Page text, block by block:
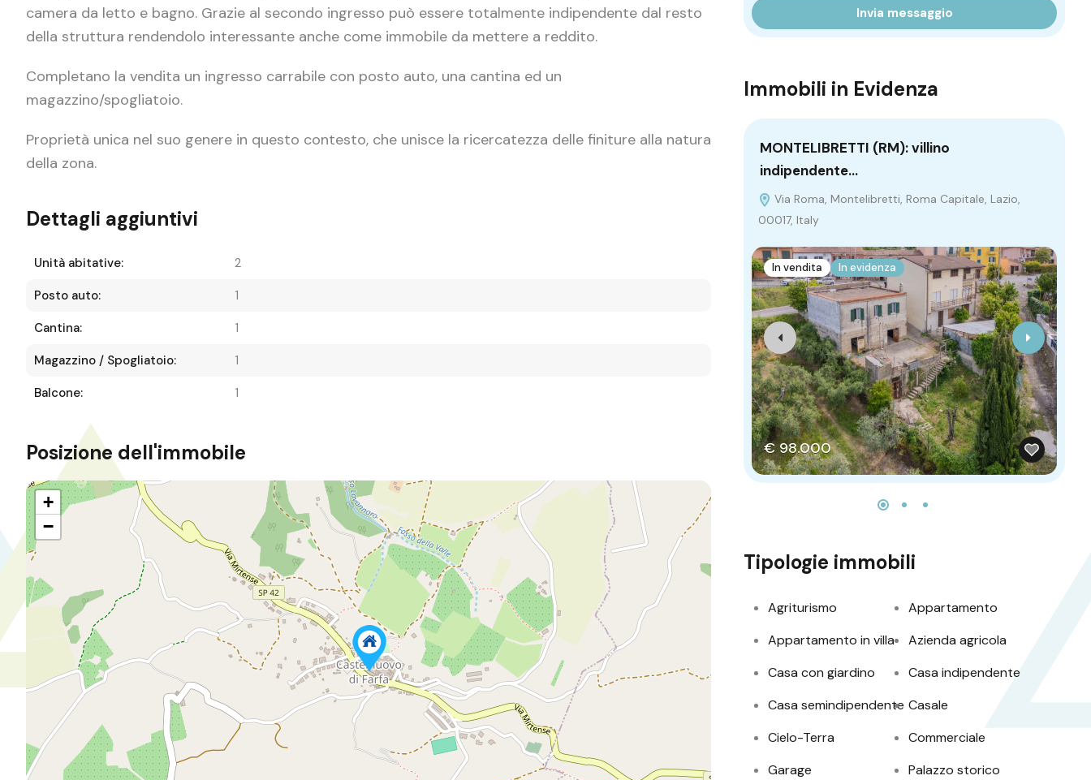
camera da letto e bagno. Grazie al secondo ingresso può essere totalmente indipendente dal resto
della struttura rendendolo interessante anche come immobile da mettere a reddito.
Completano la vendita un ingresso carrabile con posto auto, una cantina ed un
magazzino/spogliatoio.
Proprietà unica nel suo genere in questo contesto, che unisce la ricercatezza delle finiture alla natura
della zona.
Dettagli aggiuntivi
Unità abitative:
2
Posto auto:
1
Cantina:
1
Magazzino / Spogliatoio:
1
Balcone:
1
Posizione dell'immobile
+
−
Invia messaggio
Immobili in Evidenza
MONTELIBRETTI (RM): villino
indipendente…
Via Roma, Montelibretti, Roma Capitale, Lazio,
00017, Italy
In vendita In evidenza
€ 98.000
Tipologie immobili
Agriturismo
Appartamento
Appartamento in villa
Azienda agricola
Casa con giardino
Casa indipendente
Casa semindipendente Casale
Cielo-Terra
Commerciale
Garage
Palazzo storico